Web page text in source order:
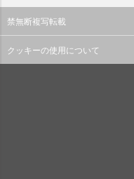
禁無断複写転載
クッキーの使用について